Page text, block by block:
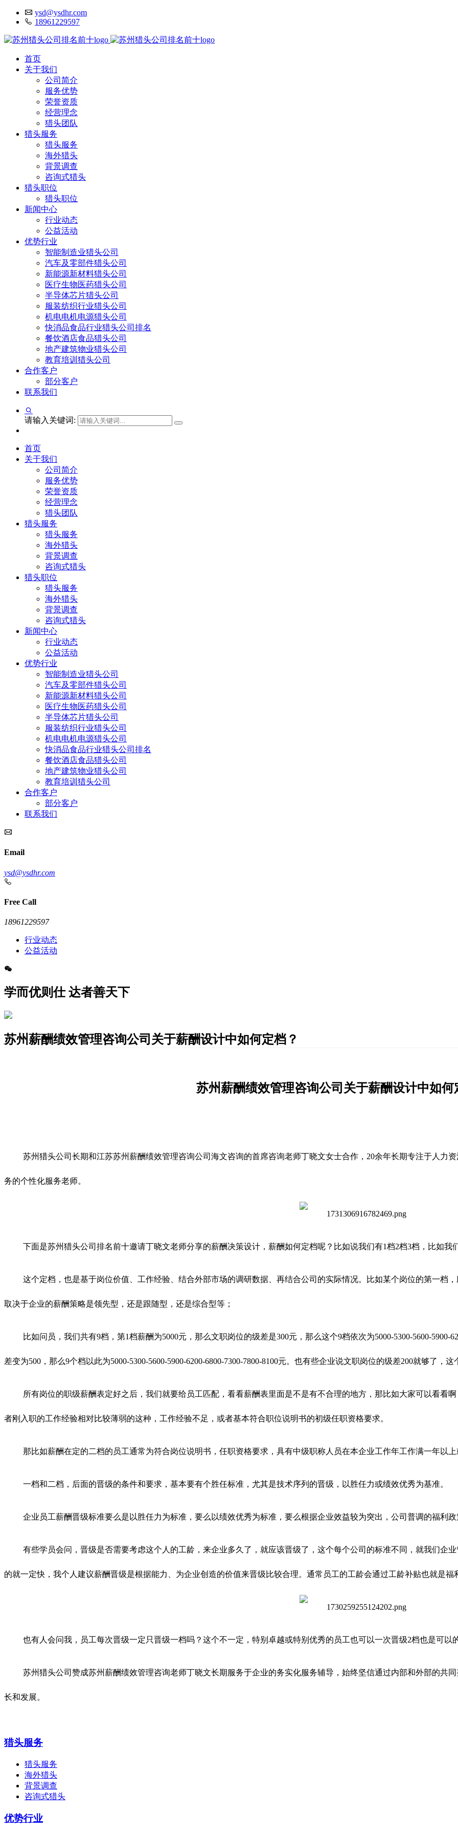
ysd@ysdhr.com
18961229597
首页
关于我们
公司简介
服务优势
荣誉资质
经营理念
猎头团队
猎头服务
猎头服务
海外猎头
背景调查
咨询式猎头
猎头职位
猎头职位
新闻中心
行业动态
公益活动
优势行业
智能制造业猎头公司
汽车及零部件猎头公司
新能源新材料猎头公司
医疗生物医药猎头公司
半导体芯片猎头公司
服装纺织行业猎头公司
机电电机电源猎头公司
快消品食品行业猎头公司排名
餐饮酒店食品猎头公司
地产建筑物业猎头公司
教育培训猎头公司
合作客户
部分客户
联系我们
请输入关键词:
首页
关于我们
公司简介
服务优势
荣誉资质
经营理念
猎头团队
猎头服务
猎头服务
海外猎头
背景调查
咨询式猎头
猎头职位
猎头服务
海外猎头
背景调查
咨询式猎头
新闻中心
行业动态
公益活动
优势行业
智能制造业猎头公司
汽车及零部件猎头公司
新能源新材料猎头公司
医疗生物医药猎头公司
半导体芯片猎头公司
服装纺织行业猎头公司
机电电机电源猎头公司
快消品食品行业猎头公司排名
餐饮酒店食品猎头公司
地产建筑物业猎头公司
教育培训猎头公司
合作客户
部分客户
联系我们
Email
ysd@ysdhr.com
Free Call
18961229597
行业动态
公益活动
学而优则仕 达者善天下
苏州薪酬绩效管理咨询公司关于薪酬设计中如何定档？
苏州薪酬绩效管理咨询公司关于薪酬设计中如何
苏州猎头公司长期和江苏苏州薪酬绩效管理咨询公司海文咨询的首席咨询老师丁晓文女士合作，20余年长期专注于人力
务的个性化服务老师。
下面是苏州猎头公司排名前十邀请丁晓文老师分享的薪酬决策设计，薪酬如何定档呢？比如说我们有1档2档3档，比如我
这个定档，也是基于岗位价值、工作经验、结合外部市场的调研数据、再结合公司的实际情况。比如某个岗位的第一档
取决于企业的薪酬策略是领先型，还是跟随型，还是综合型等；
比如问员，我们共有9档，第1档薪酬为5000元，那么文职岗位的级差是300元，那么这个9档依次为5000-5300-5600-5900-
差变为500，那么9个档以此为5000-5300-5600-5900-6200-6800-7300-7800-8100元。也有些企业说文职岗位的级差200就够了，
所有岗位的职级薪酬表定好之后，我们就要给员工匹配，看看薪酬表里面是不是有不合理的地方，那比如大家可以看看
者刚入职的工作经验相对比较薄弱的这种，工作经验不足，或者基本符合职位说明书的初级任职资格要求。
那比如薪酬在定的二档的员工通常为符合岗位说明书，任职资格要求，具有中级职称人员在本企业工作年工作满一年以
一档和二档，后面的晋级的条件和要求，基本要有个胜任标准，尤其是技术序列的晋级，以胜任力或绩效优秀为基准。
企业员工薪酬晋级标准要么是以胜任力为标准，要么以绩效优秀为标准，要么根据企业效益较为突出，公司普调的福利
有些学员会问，晋级是否需要考虑这个人的工龄，来企业多久了，就应该晋级了，这个每个公司的标准不同，就我们企
的就一定快，我个人建议薪酬晋级是根据能力、为企业创造的价值来晋级比较合理。通常员工的工龄会通过工龄补贴也就是福
也有人会问我，员工每次晋级一定只晋级一档吗？这个不一定，特别卓越或特别优秀的员工也可以一次晋级2档也是可以
苏州猎头公司赞成苏州薪酬绩效管理咨询老师丁晓文长期服务于企业的务实化服务辅导，始终坚信通过内部和外部的共
长和发展。
猎头服务
猎头服务
海外猎头
背景调查
咨询式猎头
优势行业